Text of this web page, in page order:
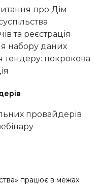
про Дім
та реєстрація
набору даних
покрокова
провайдерів
працює в межах